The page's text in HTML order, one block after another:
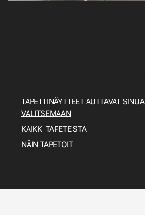
TAPETTINÄYTTEET AUTTAVAT SINUA
VALITSEMAAN
KAIKKI TAPETEISTA
NÄIN TAPETOIT